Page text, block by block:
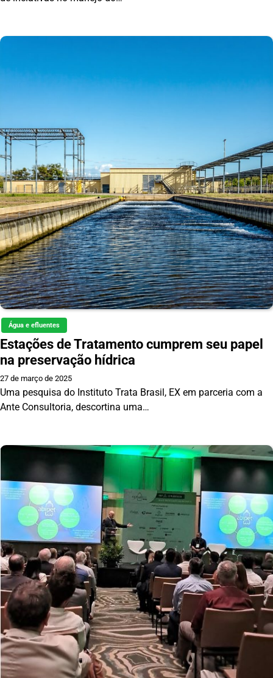
Água e efluentes
Estações de Tratamento cumprem seu papel
na preservação hídrica
27 de março de 2025
Uma pesquisa do Instituto Trata Brasil, EX em parceria com a
Ante Consultoria, descortina uma…